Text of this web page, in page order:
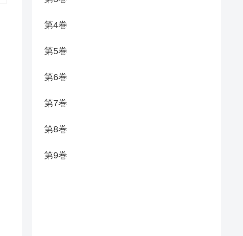
第4巻
第5巻
第6巻
第7巻
第8巻
第9巻